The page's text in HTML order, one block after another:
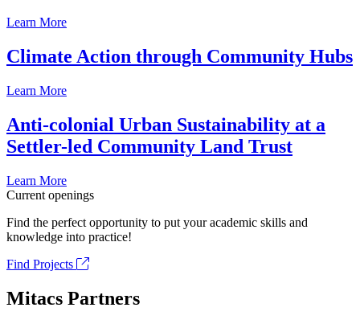
Learn More
Climate Action through Community Hubs
Learn More
Anti-colonial Urban Sustainability at a
Settler-led Community Land Trust
Learn More
Current openings
Find the perfect opportunity to put your academic skills and
knowledge into practice!
Find Projects
Mitacs Partners